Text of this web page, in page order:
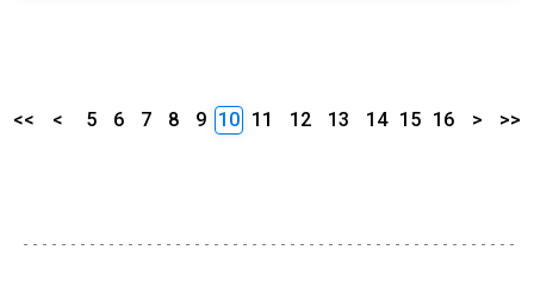
<< < 5 6 7 8 9 10 11 12 13 14 15 16 > >>